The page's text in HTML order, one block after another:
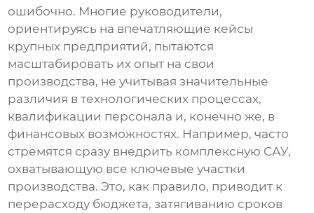
ошибочно. Многие руководители,
ориентируясь на впечатляющие кейсы
крупных предприятий, пытаются
масштабировать их опыт на свои
производства, не учитывая значительные
различия в технологических процессах,
квалификации персонала и, конечно же, в
финансовых возможностях. Например, часто
стремятся сразу внедрить комплексную САУ,
охватывающую все ключевые участки
производства. Это, как правило, приводит к
перерасходу бюджета, затягиванию сроков